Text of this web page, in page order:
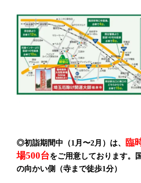
◎初詣期間中（1月〜2月） は、 臨
場500台をご用意しております。
の向かい側（寺まで徒歩1分）